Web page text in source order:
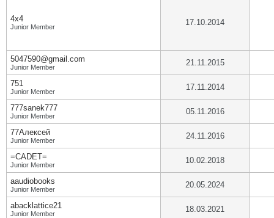
4х4
Junior Member 17.10.2014
5047590@gmail.com
Junior Member 21.11.2015
751
Junior Member 17.11.2014
777sanek777
Junior Member 05.11.2016
77Алексей
Junior Member 24.11.2016
=CADET=
Junior Member 10.02.2018
aaudiobooks
Junior Member 20.05.2024
abacklattice21
Junior Member 18.03.2021